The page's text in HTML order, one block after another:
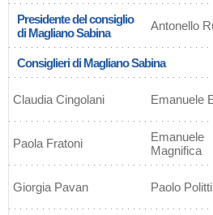
Presidente del consiglio
di Magliano Sabina
Antonello
Consiglieri di Magliano Sabina
Claudia Cingolani Emanuele
Paola Fratoni
Emanuele
Magnifica
Giorgia Pavan Paolo Politti